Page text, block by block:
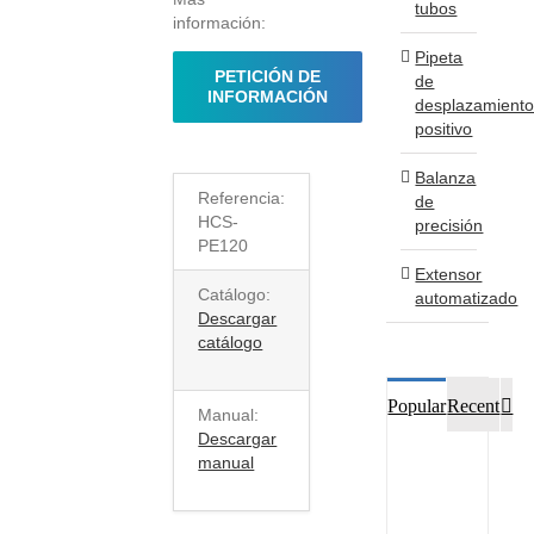
información:
PETICIÓN DE
INFORMACIÓN
Referencia:
HCS-
PE120
Catálogo:
Descargar
catálogo
Manual:
Descargar
manual
tubos
Pipeta
de
desplazamiento
positivo
Balanza
de
precisión
Extensor
automatizado
PopularRecent